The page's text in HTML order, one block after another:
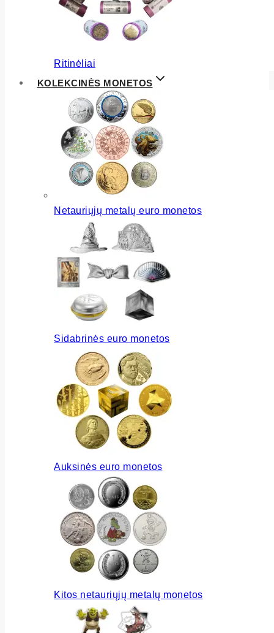
Ritinėliai
KOLEKCINĖS MONETOS
Netauriųjų metalų euro monetos
Sidabrinės euro monetos
Auksinės euro monetos
Kitos netauriųjų metalų monetos